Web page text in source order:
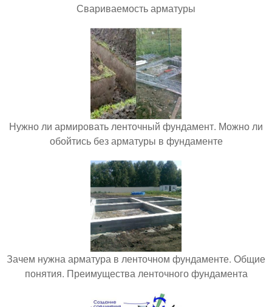
Свариваемость арматуры
Нужно ли армировать ленточный фундамент. Можно ли
обойтись без арматуры в фундаменте
Зачем нужна арматура в ленточном фундаменте. Общие
понятия. Преимущества ленточного фундамента